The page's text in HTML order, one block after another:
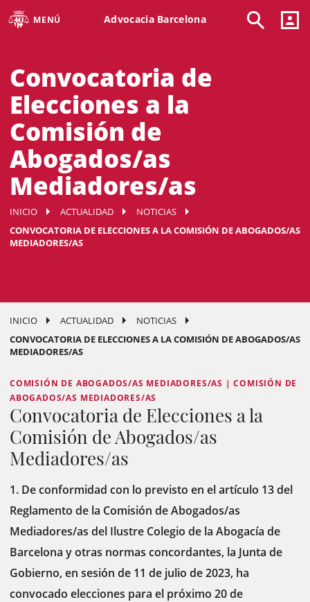
MENÚ Advocacia Barcelona
Convocatoria de
Elecciones a la
Comisión de
Abogados/as
Mediadores/as
INICIO ACTUALIDAD
NOTICIAS
CONVOCATORIA DE ELECCIONES A LA COMISIÓN DE ABOGADOS/AS
MEDIADORES/AS
INICIO ACTUALIDAD
NOTICIAS
CONVOCATORIA DE ELECCIONES A LA COMISIÓN DE ABOGADOS/AS
MEDIADORES/AS
COMISIÓN DE ABOGADOS/AS MEDIADORES/AS | COMISIÓN DE
ABOGADOS/AS MEDIADORES/AS
Convocatoria de Elecciones a la
Comisión de Abogados/as
Mediadores/as
1. De conformidad con lo previsto en el artículo 13 del
Reglamento de la Comisión de Abogados/as
Mediadores/as del Ilustre Colegio de la Abogacía de
Barcelona y otras normas concordantes, la Junta de
Gobierno, en sesión de 11 de julio de 2023, ha
convocado elecciones para el próximo 20 de